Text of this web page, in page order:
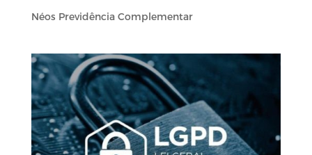
Néos Previdência Complementar